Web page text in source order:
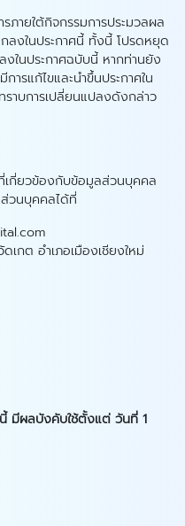
ภายใต้กิจกรรมการประมวลผล
ลงในประกาศนี้ ทั้งนี้ โปรดหยุด
งในประกาศฉบับนี้ หากท่านยัง
ารแก้ไขและนำขึ้นประกาศใน
าบการเปลี่ยนแปลงดังกล่าว
เกี่ยวข้องกับข้อมูลส่วนบุคคล
วนบุคคลได้ที่
กต อำเภอเมืองเชียงใหม่
มีผลบังคับใช้ตั้งแต่ วันที่ 1